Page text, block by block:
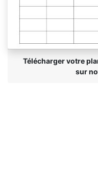
Télécharger votre
sur